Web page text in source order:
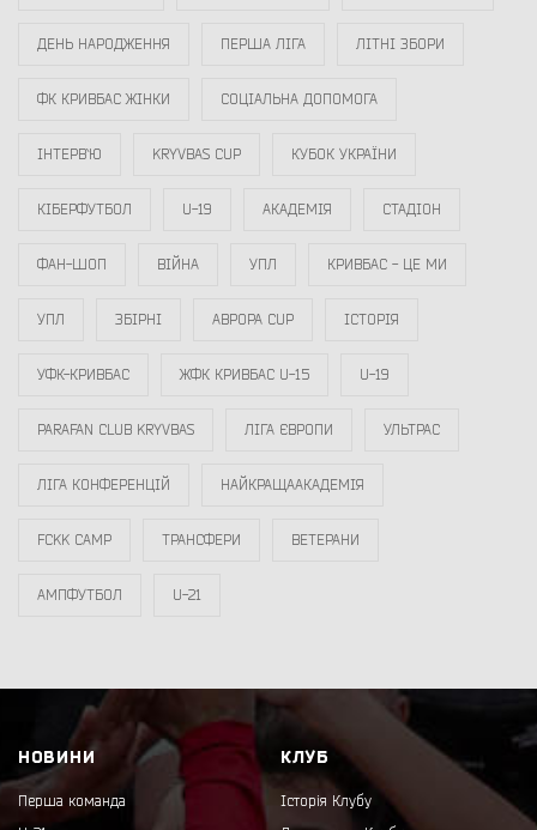
ДЕНЬ НАРОДЖЕННЯ ПЕРША ЛІГА ЛІТНІ ЗБОРИ
ФК КРИВБАС ЖІНКИ СОЦІАЛЬНА ДОПОМОГА
ІНТЕРВ`Ю KRYVBAS CUP КУБОК УКРАЇНИ
КІБЕРФУТБОЛ U-19 АКАДЕМІЯ СТАДІОН
ФАН-ШОП ВІЙНА УПЛ КРИВБАС - ЦЕ МИ
УПЛ ЗБІРНІ АВРОРА CUP ІСТОРІЯ
УФК-КРИВБАС ЖФК КРИВБАС U-15 U-19
PARAFAN CLUB KRYVBAS ЛІГА ЄВРОПИ УЛЬТРАС
ЛІГА КОНФЕРЕНЦІЙ НАЙКРАЩААКАДЕМІЯ
FCKK CAMP ТРАНСФЕРИ ВЕТЕРАНИ
АМПФУТБОЛ U-21
НОВИНИ
Перша команда
КЛУБ
Історія Клубу